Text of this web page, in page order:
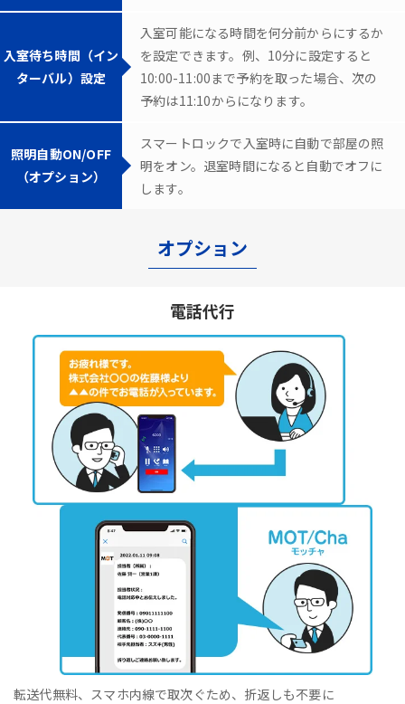
入室待ち時間（イン
ターバル）設定
入室可能になる時間を何分前からにするか
を設定できます。例、10分に設定すると
10:00-11:00まで予約を取った場合、次の
予約は11:10からになります。
照明自動ON/OFF
（オプション）
スマートロックで入室時に自動で部屋の照
明をオン。退室時間になると自動でオフに
します。
オプション
電話代行
転送代無料、スマホ内線で取次ぐため、折返しも不要に